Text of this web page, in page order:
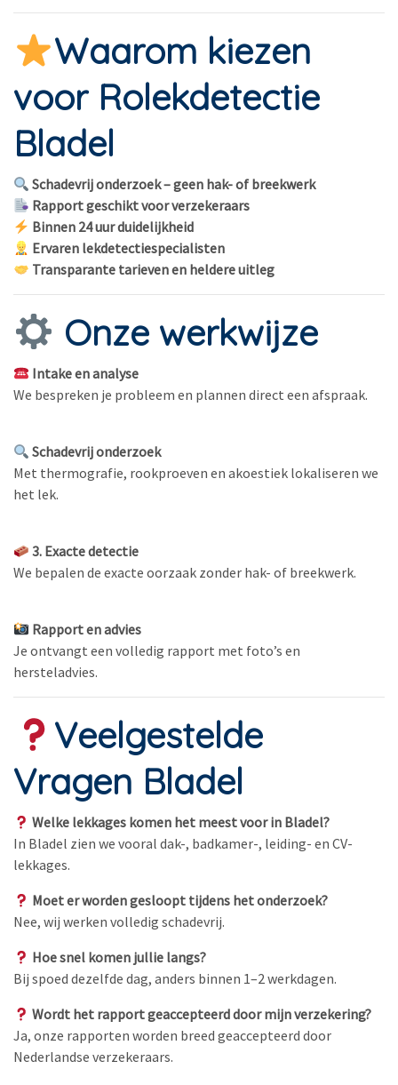
Waarom kiezen
voor Rolekdetectie
Bladel
Schadevrij onderzoek– geen hak- of breekwerk
Rapport geschikt voor verzekeraars
Binnen 24 uur duidelijkheid
Ervaren lekdetectiespecialisten
Transparante tarieven en heldere uitleg
Onze werkwijze
Intake en analyse
We bespreken je probleem en plannen direct een afspraak.
Schadevrij onderzoek
Met thermografie, rookproeven en akoestiek lokaliseren we
het lek.
3. Exacte detectie
We bepalen de exacte oorzaak zonder hak- of breekwerk.
Rapport en advies
Je ontvangt een volledig rapport met foto’s en
hersteladvies.
Veelgestelde
Vragen Bladel
Welke lekkages komen het meest voor in Bladel?
In Bladel zien we vooral dak-, badkamer-, leiding- en CV-
lekkages.
Moet er worden gesloopt tijdens het onderzoek?
Nee, wij werken volledig schadevrij.
Hoe snel komen jullie langs?
Bij spoed dezelfde dag, anders binnen 1–2 werkdagen.
Wordt het rapport geaccepteerd door mijn verzekering?
Ja, onze rapporten worden breed geaccepteerd door
Nederlandse verzekeraars.